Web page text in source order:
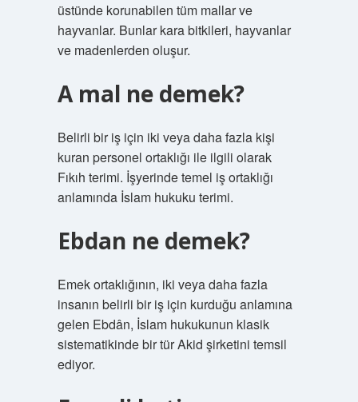
üstünde korunabilen tüm mallar ve
hayvanlar. Bunlar kara bitkileri, hayvanlar
ve madenlerden oluşur.
A mal ne demek?
Belirli bir iş için iki veya daha fazla kişi
kuran personel ortaklığı ile ilgili olarak
Fıkıh terimi. İşyerinde temel iş ortaklığı
anlamında İslam hukuku terimi.
Ebdan ne demek?
Emek ortaklığının, iki veya daha fazla
insanın belirli bir iş için kurduğu anlamına
gelen Ebdân, İslam hukukunun klasik
sistematikinde bir tür Akid şirketini temsil
ediyor.